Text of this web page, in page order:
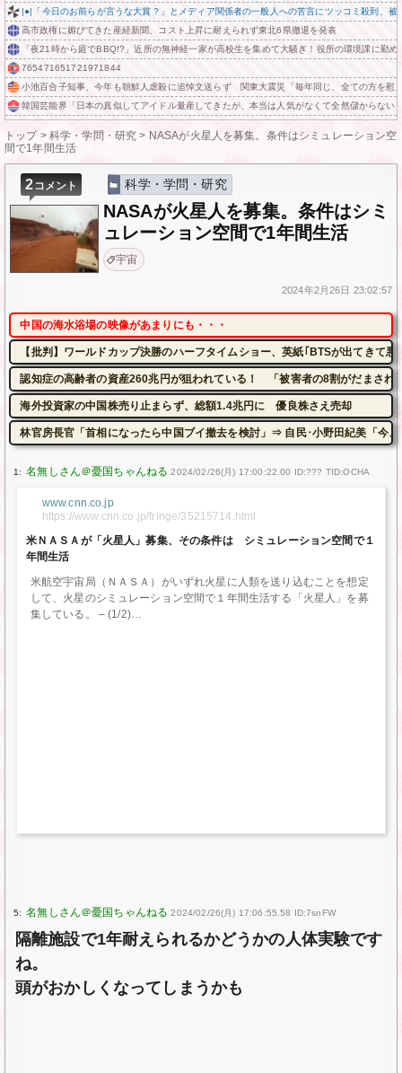
|●|「今日のお前らが言うな大賞？」とメディア関係者の一般人への苦言にツッコミ殺到、
高市政権に媚びてきた産経新聞、コスト上昇に耐えられず東北6県撤退を発表
「夜21時から庭でBBQ!?」近所の無神経一家が高校生を集めて大騒ぎ！役所の環境課に勤
765471651721971844
小池百合子知事、今年も朝鮮人虐殺に追悼文送らず 関東大震災「毎年同じ、全ての方を慰
韓国芸能界「日本の真似してアイドル量産してきたが、本当は人気がなくて全然儲からない
トップ> 科学・学問・研究 > NASAが火星人を募集。条件はシミュレーション空
間で1年間生活
2コメント 科学・学問・研究
NASAが火星人を募集。条件はシミ
ュレーション空間で1年間生活
宇宙
2024年2月26日 23:02:57
中国の海水浴場の映像があまりにも・・・
【批判】ワールドカップ決勝のハーフタイムショー、英紙｢BTSが出てきて悪
認知症の高齢者の資産260兆円が狙われている！ 「被害者の8割がだまされ
海外投資家の中国株売り止まらず、総額1.4兆円に 優良株さえ売却
林官房長官「首相になったら中国ブイ撤去を検討」⇒ 自民･小野田紀美「今
1: 2024/02/26(月) 17:00:22.00 ID:??? TID:OCHA
www.cnn.co.jp
https://www.cnn.co.jp/fringe/35215714.html
米ＮＡＳＡが「火星人」募集、その条件は シミュレーション空間で１
年間生活
米航空宇宙局（ＮＡＳＡ）がいずれ火星に人類を送り込むことを想定
して、火星のシミュレーション空間で１年間生活する「火星人」を募
集している。 – (1/2)
5: 2024/02/26(月) 17:06:55.58 ID:7snFW
隔離施設で1年耐えられるかどうかの人体実験です
ね。
頭がおかしくなってしまうかも